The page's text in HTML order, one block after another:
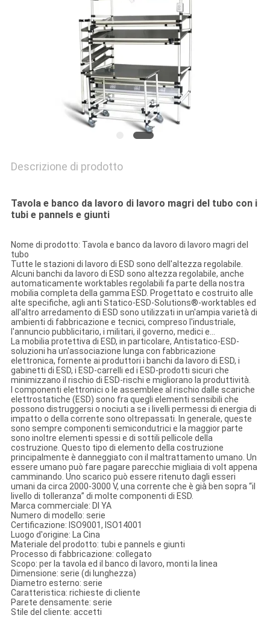
Descrizione di prodotto
Tavola e banco da lavoro di lavoro magri del tubo con i
tubi e pannels e giunti
Nome di prodotto: Tavola e banco da lavoro di lavoro magri del
tubo
Tutte le stazioni di lavoro di ESD sono dell'altezza regolabile.
Alcuni banchi da lavoro di ESD sono altezza regolabile, anche
automaticamente worktables regolabili fa parte della nostra
mobilia completa della gamma ESD. Progettato e costruito alle
alte specifiche, agli anti Statico-ESD-Solutions®-worktables ed
all'altro arredamento di ESD sono utilizzati in un'ampia varietà di
ambienti di fabbricazione e tecnici, compreso l'industriale,
l'annuncio pubblicitario, i militari, il governo, medici e…
La mobilia protettiva di ESD, in particolare, Antistatico-ESD-
soluzioni ha un'associazione lunga con fabbricazione
elettronica, fornente ai produttori i banchi da lavoro di ESD, i
gabinetti di ESD, i ESD-carrelli ed i ESD-prodotti sicuri che
minimizzano il rischio di ESD-rischi e migliorano la produttività.
I componenti elettronici o le assemblee al rischio dalle scariche
elettrostatiche (ESD) sono fra quegli elementi sensibili che
possono distruggersi o nociuti a se i livelli permessi di energia di
impatto o della corrente sono oltrepassati. In generale, queste
sono sempre componenti semicondutrici e la maggior parte
sono inoltre elementi spessi e di sottili pellicole della
costruzione. Questo tipo di elemento della costruzione
principalmente è danneggiato con il maltrattamento umano. Un
essere umano può fare pagare parecchie migliaia di volt appena
camminando. Uno scarico può essere ritenuto dagli esseri
umani da circa 2000-3000 V, una corrente che è già ben sopra “il
livello di tolleranza” di molte componenti di ESD.
Marca commerciale: DI YA
Numero di modello: serie
Certificazione: ISO9001, ISO14001
Luogo d'origine: La Cina
Materiale del prodotto: tubi e pannels e giunti
Processo di fabbricazione: collegato
Scopo: per la tavola ed il banco di lavoro, monti la linea
Dimensione: serie (di lunghezza)
Diametro esterno: serie
Caratteristica: richieste di cliente
Parete densamente: serie
Stile del cliente: accetti